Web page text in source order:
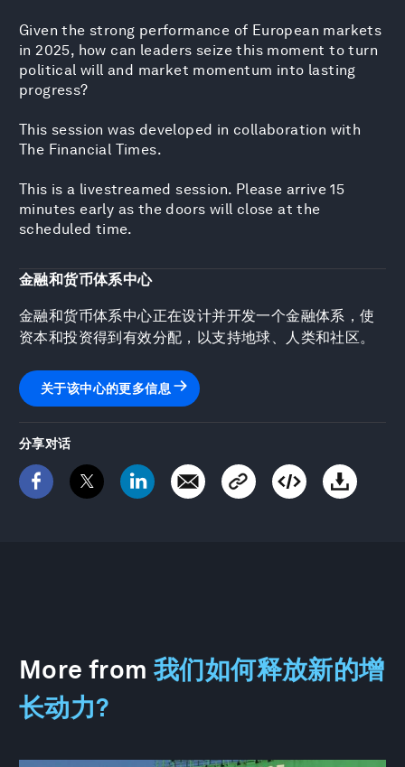
Given the strong performance of European markets
in 2025, how can leaders seize this moment to turn
political will and market momentum into lasting
progress?
This session was developed in collaboration with
The Financial Times.
This is a livestreamed session. Please arrive 15
minutes early as the doors will close at the
scheduled time.
金融和货币体系中心
金融和货币体系中心正在设计并开发一个金融体系，使
资本和投资得到有效分配，以支持地球、人类和社区。
关于该中心的更多信息
分享对话
More from 我们如何释放新的增
长动力?